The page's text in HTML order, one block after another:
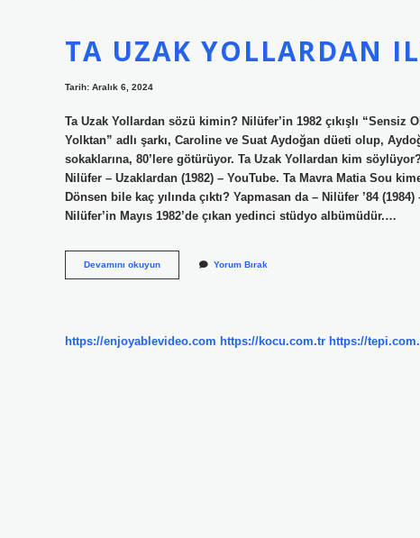
TA UZAK YOLLARDAN
Tarih: Aralık 6, 2024
Ta Uzak Yollardan sözü kimin? Nilüfer’in 1982 çıkışlı
Yolktan” adlı şarkı, Caroline ve Suat Aydoğan düeti olup,
sokaklarına, 80’lere götürüyor. Ta Uzak Yollardan kim
Nilüfer – Uzaklardan (1982) – YouTube. Ta Mavra Matia Sou
Dönsen bile kaç yılında çıktı? Yapmasan da – Nilüfer ’84
Nilüfer’in Mayıs 1982’de çıkan yedinci stüdyo albümüdür.…
Devamını okuyunTa
Uzak
Yorum Bırak
https://enjoyablevideo.com https://kocu.com.tr https://